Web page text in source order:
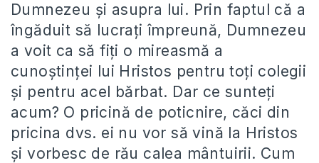
Dumnezeu și asupra lui. Prin faptul că a
îngăduit să lucrați împreună, Dumnezeu
a voit ca să fiți o mireasmă a
cunoștinței lui Hristos pentru toți colegii
și pentru acel bărbat. Dar ce sunteți
acum? O pricină de poticnire, căci din
pricina dvs. ei nu vor să vină la Hristos
și vorbesc de rău calea mântuirii. Cum